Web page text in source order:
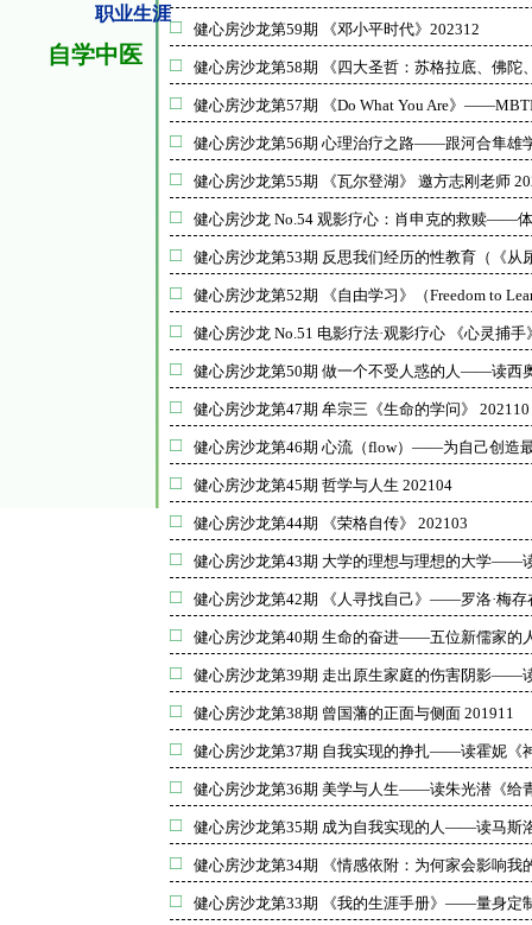
职业生涯
自学中医
健心房沙龙第59期 《邓小平时代》202312
健心房沙龙第58期 《四大圣哲：苏格拉底、佛陀
健心房沙龙第57期 《Do What You Are》
健心房沙龙第56期 心理治疗之路——跟河合隼雄
健心房沙龙第55期 《瓦尔登湖》 邀方志刚老师
健心房沙龙 No.54 观影疗心：肖申克的救赎——
健心房沙龙第53期 反思我们经历的性教育（《从
健心房沙龙第52期 《自由学习》（Freedom to
健心房沙龙 No.51 电影疗法·观影疗心 《心灵捕
健心房沙龙第50期 做一个不受人惑的人——读西
健心房沙龙第47期 牟宗三《生命的学问》 202110
健心房沙龙第46期 心流（flow）——为自己创造
健心房沙龙第45期 哲学与人生 202104
健心房沙龙第44期 《荣格自传》 202103
健心房沙龙第43期 大学的理想与理想的大学——
健心房沙龙第42期 《人寻找自己》——罗洛·梅存
健心房沙龙第40期 生命的奋进——五位新儒家的
健心房沙龙第39期 走出原生家庭的伤害阴影——
健心房沙龙第38期 曾国藩的正面与侧面 201911
健心房沙龙第37期 自我实现的挣扎——读霍妮《
健心房沙龙第36期 美学与人生——读朱光潜《给
健心房沙龙第35期 成为自我实现的人——读马斯
健心房沙龙第34期 《情感依附：为何家会影响
健心房沙龙第33期 《我的生涯手册》——量身定